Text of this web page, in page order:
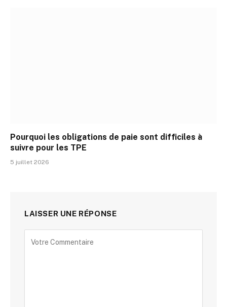
Pourquoi les obligations de paie sont difficiles à
suivre pour les TPE
5 juillet 2026
LAISSER UNE RÉPONSE